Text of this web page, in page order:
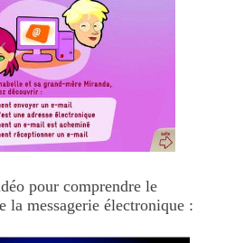
pour comprendre le
la messagerie électronique :